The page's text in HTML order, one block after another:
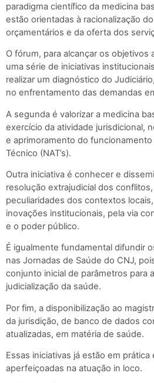
paradigma científico da medicina
estão orientadas à racionalização
orçamentários e da oferta dos
O fórum, para alcançar os objetivos
uma série de iniciativas
realizar um diagnóstico do
no enfrentamento das demandas
A segunda é valorizar a medicina
exercício da atividade jurisdicional,
e aprimoramento do
Técnico (NAT’s).
Outra iniciativa é conhecer e
resolução extrajudicial dos
peculiaridades dos contextos
inovações institucionais, pela via
e o poder público.
É igualmente fundamental difundir
nas Jornadas de Saúde do CNJ,
conjunto inicial de parâmetros para
judicialização da saúde.
Por fim, a disponibilização ao
da jurisdição, de banco de dados
atualizadas, em matéria de saúde.
Essas iniciativas já estão em
aperfeiçoadas na atuação in loco.